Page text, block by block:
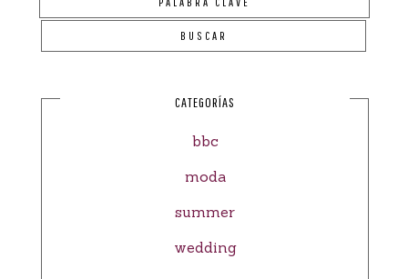
CATEGORÍAS
bbc
moda
summer
wedding